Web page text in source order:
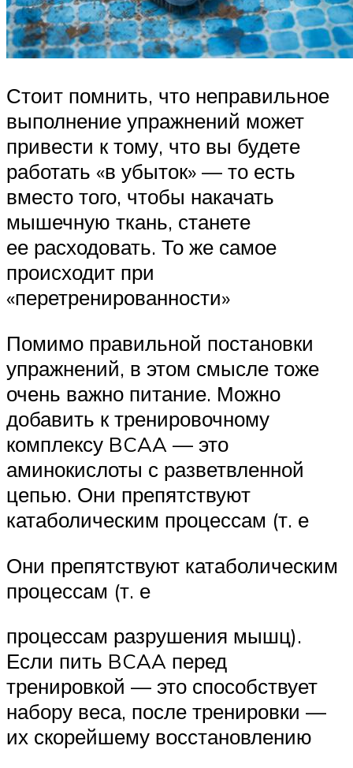
Стоит помнить, что неправильное
выполнение упражнений может
привести к тому, что вы будете
работать «в убыток» — то есть
вместо того, чтобы накачать
мышечную ткань, станете
ее расходовать. То же самое
происходит при
«перетренированности»
Помимо правильной постановки
упражнений, в этом смысле тоже
очень важно питание. Можно
добавить к тренировочному
комплексу BCAA — это
аминокислоты с разветвленной
цепью. Они препятствуют
катаболическим процессам (т. е
Они препятствуют катаболическим
процессам (т. е
процессам разрушения мышц).
Если пить BCAA перед
тренировкой — это способствует
набору веса, после тренировки —
их скорейшему восстановлению